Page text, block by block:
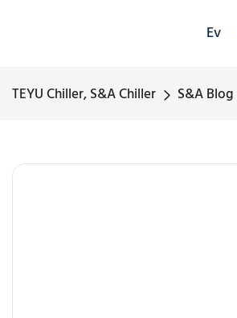
Ev
TEYU Chiller, S&A Chiller S&A Blog